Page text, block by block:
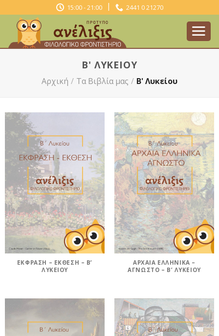
to
content
15:00 - 21:00 | 2441 0 21270
B' ΛΥΚΕΊΟΥ
Αρχική / Τα Βιβλία μας / B' Λυκείου
ΈΚΦΡΑΣΗ – ΈΚΘΕΣΗ – Β’
ΛΥΚΕΊΟΥ
ΑΡΧΑΊΑ ΕΛΛΗΝΙΚΆ –
ΆΓΝΩΣΤΟ – Β’ ΛΥΚΕΊΟΥ